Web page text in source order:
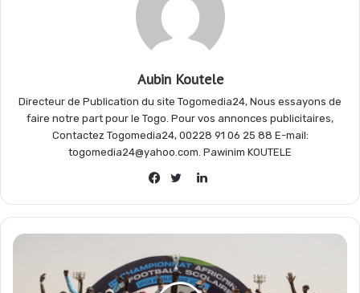
a
m
Aubin Koutele
Directeur de Publication du site Togomedia24, Nous essayons de
faire notre part pour le Togo. Pour vos annonces publicitaires,
Contactez Togomedia24, 00228 91 06 25 88 E-mail:
togomedia24@yahoo.com. Pawinim KOUTELE
Linkedin